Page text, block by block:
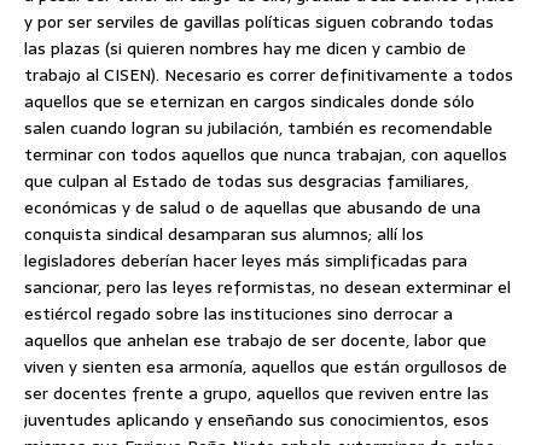
y por ser serviles de gavillas políticas siguen cobrando todas
las plazas (si quieren nombres hay me dicen y cambio de
trabajo al CISEN). Necesario es correr definitivamente a todos
aquellos que se eternizan en cargos sindicales donde sólo
salen cuando logran su jubilación, también es recomendable
terminar con todos aquellos que nunca trabajan, con aquellos
que culpan al Estado de todas sus desgracias familiares,
económicas y de salud o de aquellas que abusando de una
conquista sindical desamparan sus alumnos; allí los
legisladores deberían hacer leyes más simplificadas para
sancionar, pero las leyes reformistas, no desean exterminar el
estiércol regado sobre las instituciones sino derrocar a
aquellos que anhelan ese trabajo de ser docente, labor que
viven y sienten esa armonía, aquellos que están orgullosos de
ser docentes frente a grupo, aquellos que reviven entre las
juventudes aplicando y enseñando sus conocimientos, esos